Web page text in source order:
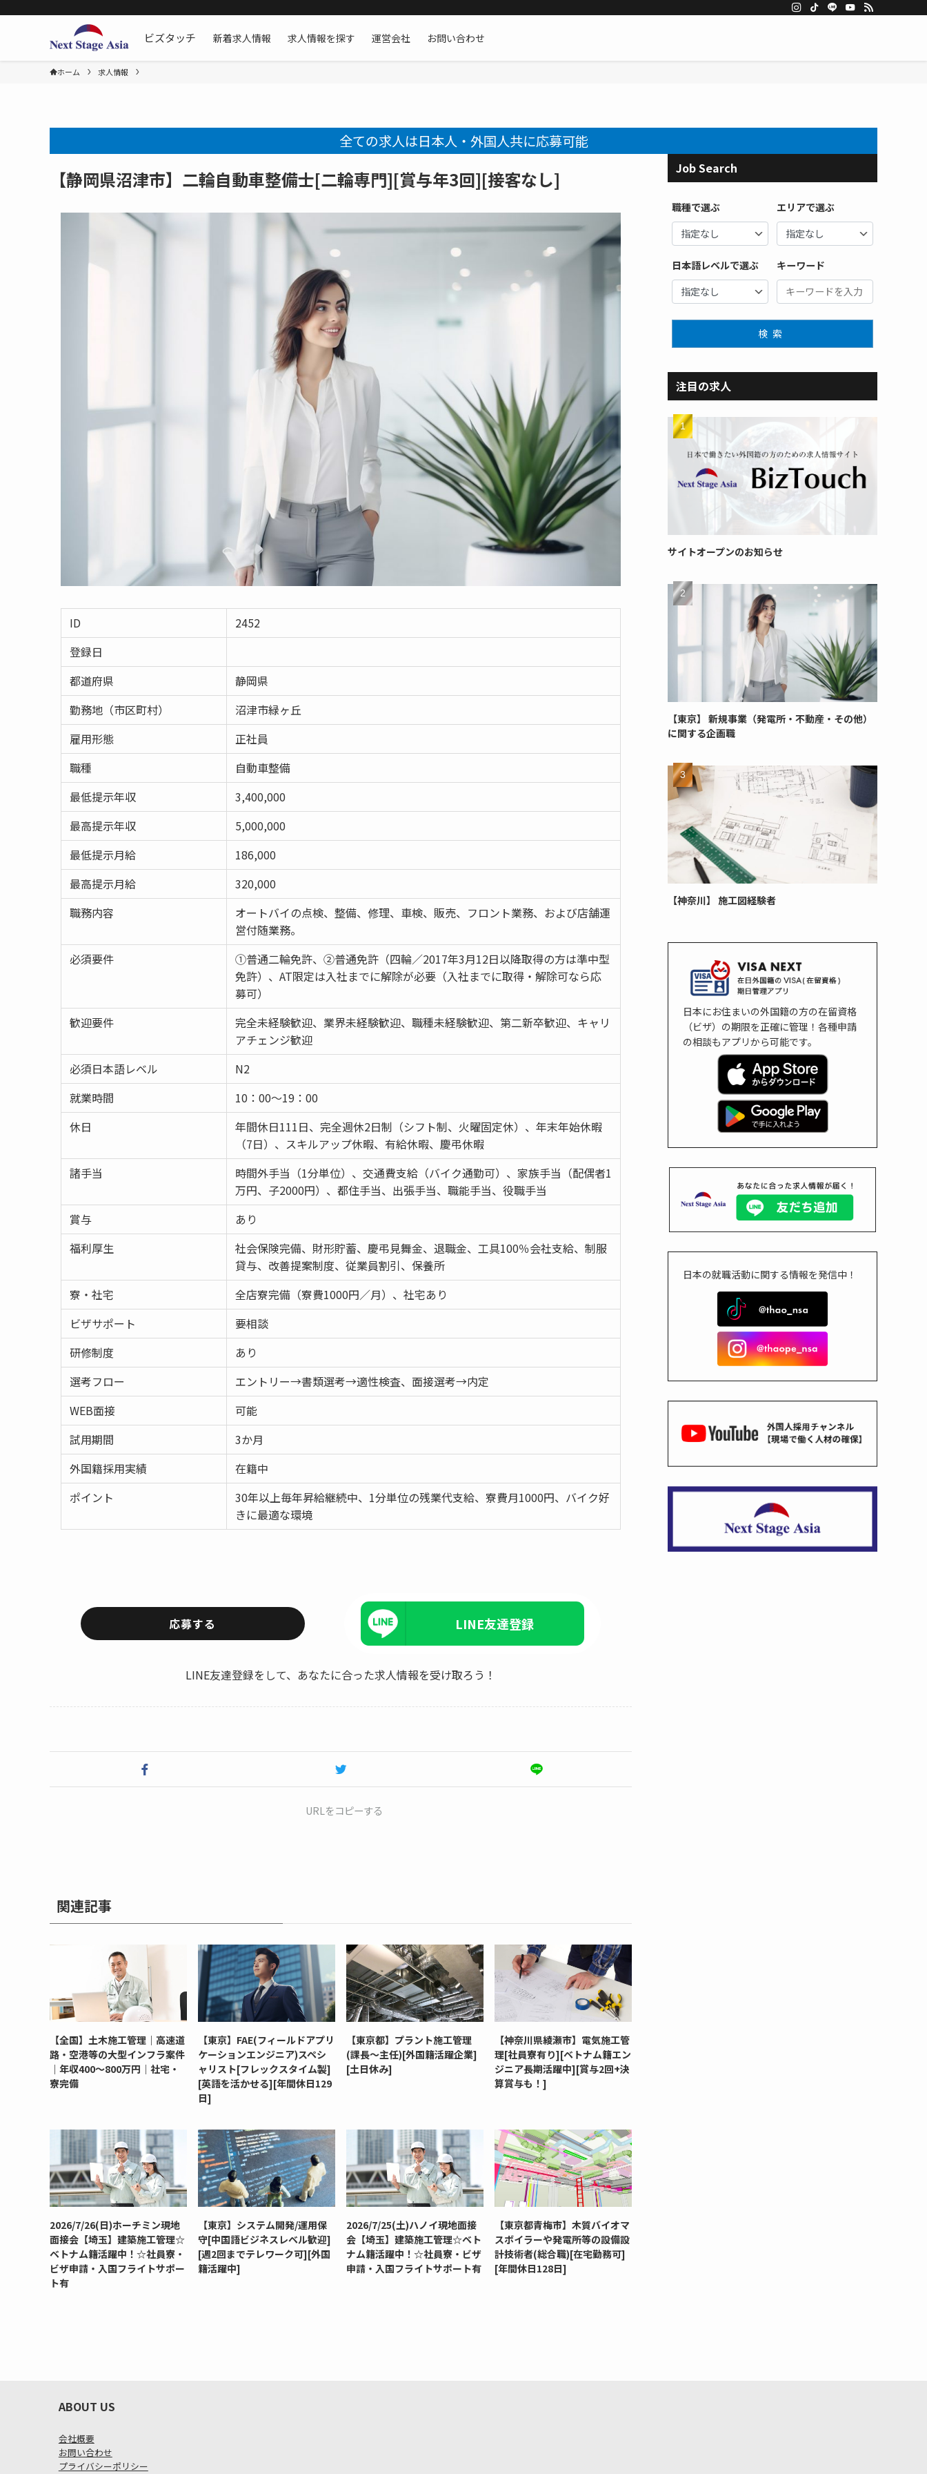
ビズタッチ
新着求人情報 求人情報を探す 運営会社 お問い合わせ
ホーム 求人情報
全ての求人は日本人・外国人共に応募可能
【静岡県沼津市】二輪自動車整備士[二輪専門][賞与年3回][接客なし]
ID
2452
登録日
都道府県
静岡県
勤務地（市区町村）
沼津市緑ヶ丘
雇用形態
正社員
職種
自動車整備
最低提示年収
3,400,000
最高提示年収
5,000,000
最低提示月給
186,000
最高提示月給
320,000
職務内容
オートバイの点検、整備、修理、車検、販売、フロント業務、および店舗運
営付随業務。
必須要件
①普通二輪免許、②普通免許（四輪／2017年3月12日以降取得の方は準中型
免許）、AT限定は入社までに解除が必要（入社までに取得・解除可なら応
募可）
歓迎要件
完全未経験歓迎、業界未経験歓迎、職種未経験歓迎、第二新卒歓迎、キャリ
アチェンジ歓迎
必須日本語レベル
N2
就業時間
10：00～19：00
休日
年間休日111日、完全週休2日制（シフト制、火曜固定休）、年末年始休暇
（7日）、スキルアップ休暇、有給休暇、慶弔休暇
諸手当
時間外手当（1分単位）、交通費支給（バイク通勤可）、家族手当（配偶者1
万円、子2000円）、都住手当、出張手当、職能手当、役職手当
賞与
あり
福利厚生
社会保険完備、財形貯蓄、慶弔見舞金、退職金、工具100％会社支給、制服
貸与、改善提案制度、従業員割引、保養所
寮・社宅
全店寮完備（寮費1000円／月）、社宅あり
ビザサポート
要相談
研修制度
あり
選考フロー
エントリー→書類選考→適性検査、面接選考→内定
WEB面接
可能
試用期間
3か月
外国籍採用実績
在籍中
ポイント
30年以上毎年昇給継続中、1分単位の残業代支給、寮費月1000円、バイク好
きに最適な環境
応募する LINE友達登録
LINE友達登録をして、あなたに合った求人情報を受け取ろう！
URLをコピーする
関連記事
【全国】土木施工管理｜高速道
路・空港等の大型インフラ案件
｜年収400～800万円｜社宅・
寮完備
【東京】FAE(フィールドアプリ
ケーションエンジニア)スペシ
ャリスト[フレックスタイム製]
[英語を活かせる][年間休日129
日]
【東京都】プラント施工管理
(課長～主任)[外国籍活躍企業]
[土日休み]
【神奈川県綾瀬市】電気施工管
理[社員寮有り][ベトナム籍エン
ジニア長期活躍中][賞与2回+決
算賞与も！]
2026/7/26(日)ホーチミン現地
面接会【埼玉】建築施工管理☆
ベトナム籍活躍中！☆社員寮・
ビザ申請・入国フライトサポー
ト有
【東京】システム開発/運用保
守[中国語ビジネスレベル歓迎]
[週2回までテレワーク可][外国
籍活躍中]
2026/7/25(土)ハノイ現地面接
会【埼玉】建築施工管理☆ベト
ナム籍活躍中！☆社員寮・ビザ
申請・入国フライトサポート有
【東京都青梅市】木質バイオマ
スボイラーや発電所等の設備設
計技術者(総合職)[在宅勤務可]
[年間休日128日]
Job Search
職種で選ぶ エリアで選ぶ
日本語レベルで選ぶ キーワード
検索
注目の求人
サイトオープンのお知らせ
【東京】 新規事業（発電所・不動産・その他）
に関する企画職
【神奈川】 施工図経験者
日本にお住まいの外国籍の方の在留資格
（ビザ）の期限を正確に管理！各種申請
の相談もアプリから可能です。
日本の就職活動に関する情報を発信中！
ABOUT US
会社概要
お問い合わせ
プライバシーポリシー